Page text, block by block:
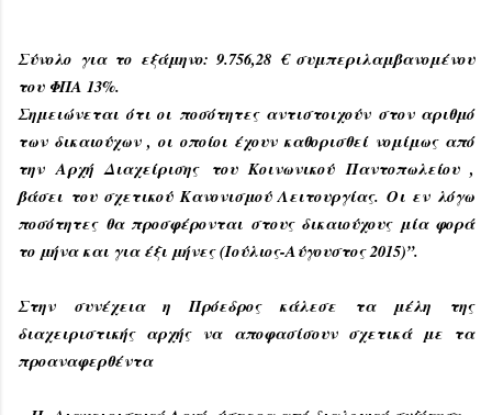
Σύνολο για το εξάμηνο: 9.756,28 € συμπεριλαμβανομένου
του ΦΠΑ 13%.
Σημειώνεται ότι οι ποσότητες αντιστοιχούν στον αριθμό
των δικαιούχων , οι οποίοι έχουν καθορισθεί νομίμως από
την Αρχή Διαχείρισης του Κοινωνικού Παντοπωλείου ,
βάσει του σχετικού Κανονισμού Λειτουργίας. Οι εν λόγω
ποσότητες θα προσφέρονται στους δικαιούχους μία φορά
το μήνα και για έξι μήνες (Ιούλιος-Αύγουστος 2015)”.
Στην συνέχεια η Πρόεδρος κάλεσε τα μέλη της
διαχειριστικής αρχής να αποφασίσουν σχετικά με τα
προαναφερθέντα